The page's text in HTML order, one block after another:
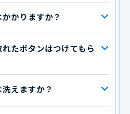
かりますか？
たボタンはつけてもら
えますか？